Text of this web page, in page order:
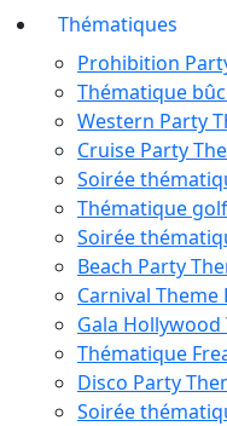
Thématiques
Prohibition
Thématique
Western Party
Cruise Party
Soirée
Thématique
Soirée
Beach Party​
Carnival Theme
Gala Hollywood
Thématique
Disco Party
Soirée